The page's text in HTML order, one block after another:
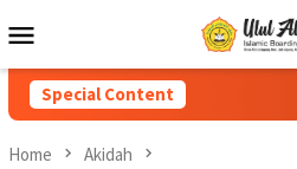
Special Content
Home Akidah